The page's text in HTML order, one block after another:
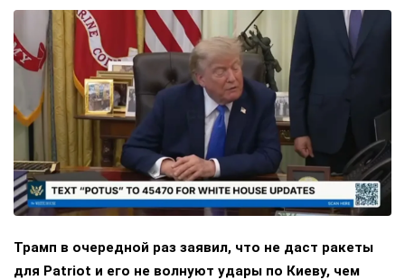
Трамп в очередной раз заявил, что не даст ракеты
для Patriot и его не волнуют удары по Киеву, чем